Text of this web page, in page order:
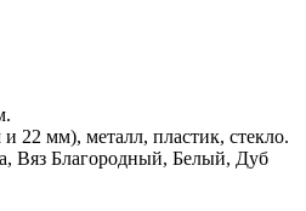
мм), металл, пластик, стекло.
Вяз Благородный, Белый, Дуб